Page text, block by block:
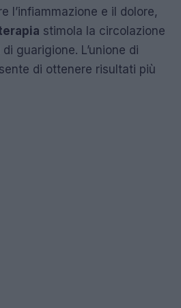
l’infiammazione e il dolore,
stimola la circolazione
guarigione. L’unione di
di ottenere risultati più